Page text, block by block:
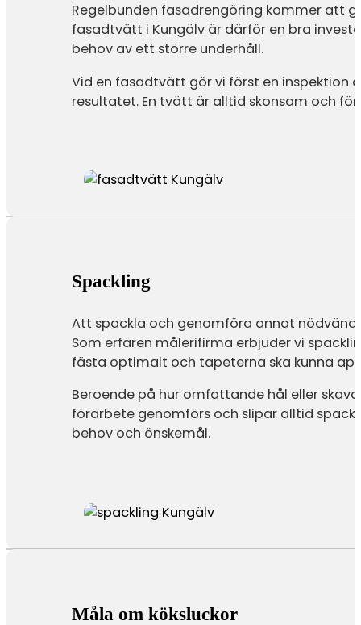
Regelbunden fasadrengöring kommer att
fasadtvätt i Kungälv är därför en bra
behov av ett större underhåll.
Vid en fasadtvätt gör vi först en
resultatet. En tvätt är alltid skonsam och
Spackling
Att spackla och genomföra annat
Som erfaren målerifirma erbjuder vi
fästa optimalt och tapeterna ska kunna
Beroende på hur omfattande hål eller
förarbete genomförs och slipar alltid
behov och önskemål.
Måla om köksluckor